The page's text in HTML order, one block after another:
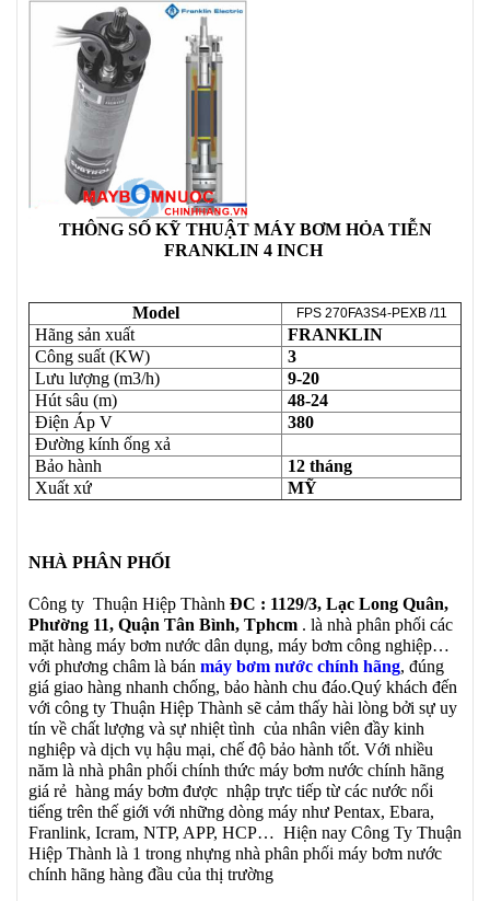
THÔNG SỐ KỸ THUẬT MÁY BƠM HỎA TIỄN
FRANKLIN 4 INCH
Model FPS 270FA3S4-PEXB /11
Hãng sản xuất
FRANKLIN
Công suất (KW)
3
Lưu lượng (m3/h)
9-20
Hút sâu (m)
48-24
Điện Áp V
380
Đường kính ống xả
Bảo hành
12 tháng
Xuất xứ
MỸ
NHÀ PHÂN PHỐI
Công ty Thuận Hiệp Thành ĐC : 1129/3, Lạc Long Quân,
Phường 11, Quận Tân Bình, Tphcm . là nhà phân phối các
mặt hàng máy bơm nước dân dụng, máy bơm công nghiệp…
với phương châm là bán máy bơm nước chính hãng, đúng
giá giao hàng nhanh chống, bảo hành chu đáo.Quý khách đến
với công ty Thuận Hiệp Thành sẽ cảm thấy hài lòng bởi sự uy
tín về chất lượng và sự nhiệt tình của nhân viên đầy kinh
nghiệp và dịch vụ hậu mại, chế độ bảo hành tốt. Với nhiều
năm là nhà phân phối chính thức máy bơm nước chính hãng
giá rẻ hàng máy bơm được nhập trực tiếp từ các nước nổi
tiếng trên thế giới với những dòng máy như Pentax, Ebara,
Franlink, Icram, NTP, APP, HCP… Hiện nay Công Ty Thuận
Hiệp Thành là 1 trong nhựng nhà phân phối máy bơm nước
chính hãng hàng đầu của thị trường